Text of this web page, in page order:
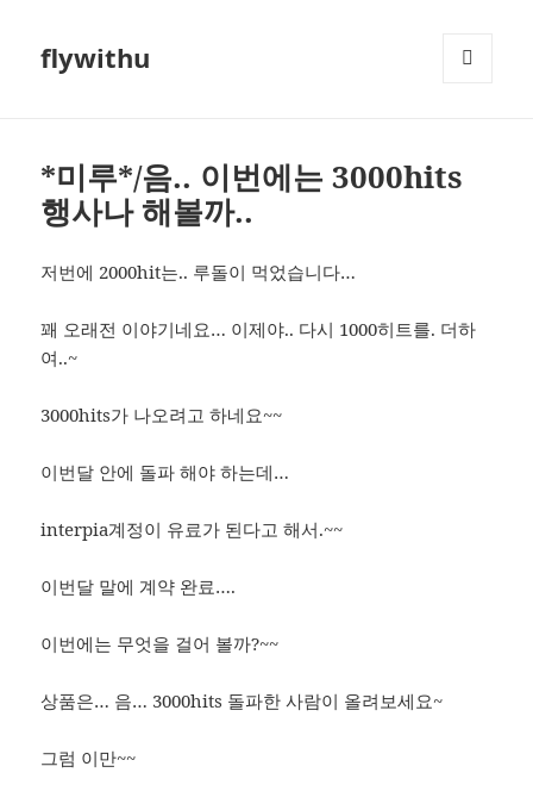
flywithu
*미루*/음.. 이번에는 3000hits
행사나 해볼까..
저번에 2000hit는.. 루돌이 먹었습니다…
꽤 오래전 이야기네요… 이제야.. 다시 1000히트를. 더하
여..~
3000hits가 나오려고 하네요~~
이번달 안에 돌파 해야 하는데…
interpia계정이 유료가 된다고 해서.~~
이번달 말에 계약 완료….
이번에는 무엇을 걸어 볼까?~~
상품은… 음… 3000hits 돌파한 사람이 올려보세요~
그럼 이만~~